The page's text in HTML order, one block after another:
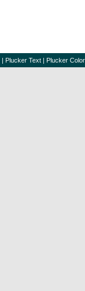
| Plucker Text | Plucker Color